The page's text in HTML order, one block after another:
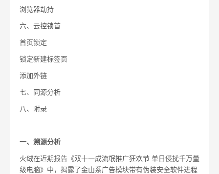
浏览器劫持
六、 云控锁首
首页锁定
锁定新建标签页
添加外链
七、 同源分析
八、 附录
一、 溯源分析
火绒在近期报告《双十一成流氓推广狂欢节 单日侵扰千万量
级电脑》中，揭露了金山系广告模块带有伪装安全软件进程